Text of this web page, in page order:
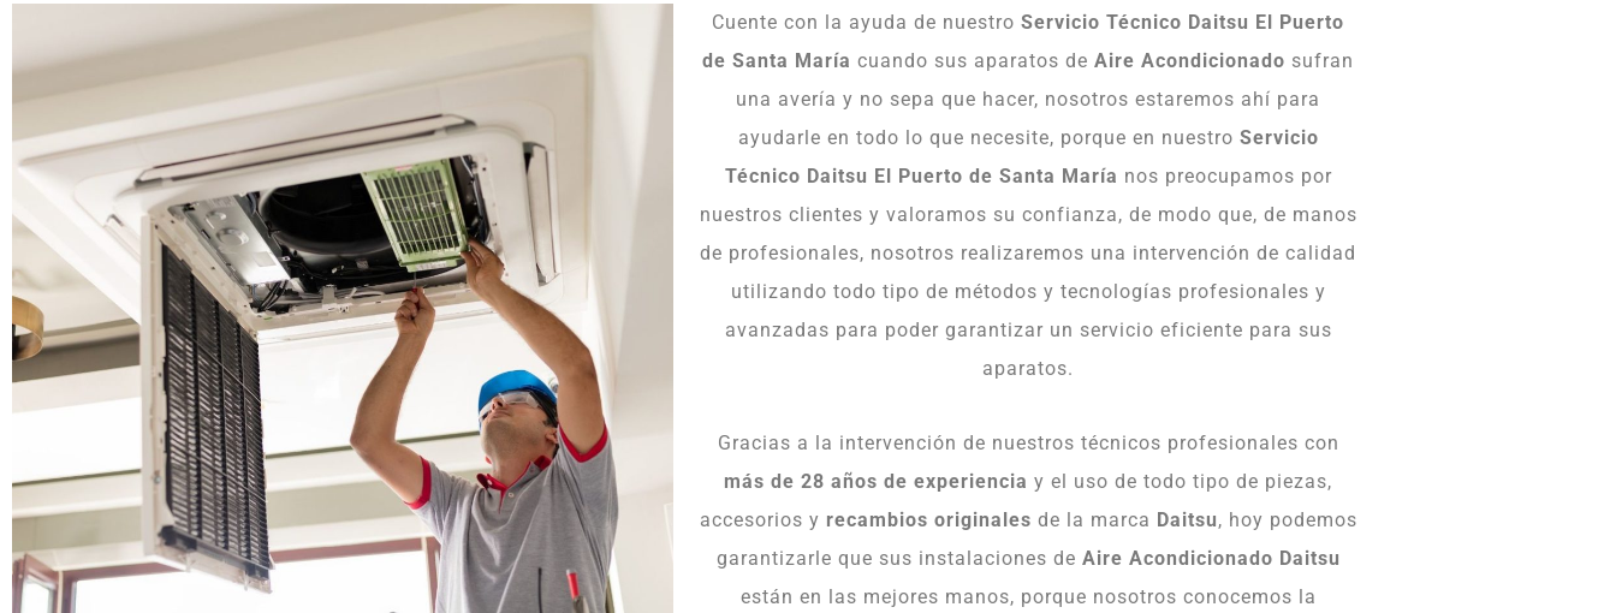
Cuente con la ayuda de nuestro Servicio Técnico Daitsu El Puerto
de Santa María cuando sus aparatos de Aire Acondicionado sufran
una avería y no sepa que hacer, nosotros estaremos ahí para
ayudarle en todo lo que necesite, porque en nuestro Servicio
Técnico Daitsu El Puerto de Santa María nos preocupamos por
nuestros clientes y valoramos su confianza, de modo que, de manos
de profesionales, nosotros realizaremos una intervención de calidad
utilizando todo tipo de métodos y tecnologías profesionales y
avanzadas para poder garantizar un servicio eficiente para sus
aparatos.
Gracias a la intervención de nuestros técnicos profesionales con
más de 28 años de experiencia y el uso de todo tipo de piezas,
accesorios y recambios originales de la marca Daitsu, hoy podemos
garantizarle que sus instalaciones de Aire Acondicionado Daitsu
están en las mejores manos, porque nosotros conocemos la